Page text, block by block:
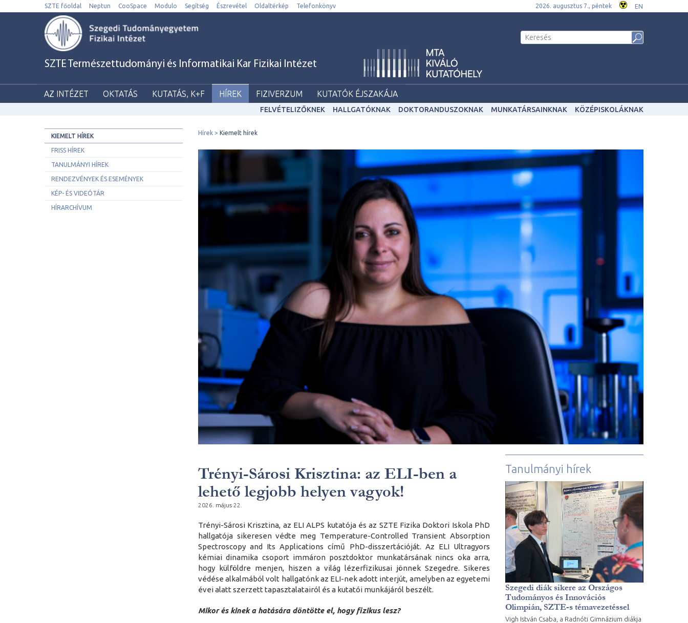
SZTE főoldal Neptun CooSpace Modulo Segítség Észrevétel Oldaltérkép Telefonkönyv 2026. augusztus 7., péntek EN
SZTE Természettudományi és Informatikai Kar Fizikai Intézet
AZ INTÉZET OKTATÁS KUTATÁS, K+F HÍREK FIZIVERZUM KUTATÓK ÉJSZAKÁJA
FELVÉTELIZŐKNEK HALLGATÓKNAK DOKTORANDUSZOKNAK MUNKATÁRSAINKNAK KÖZÉPISKOLÁKNAK
KIEMELT HÍREK
FRISS HÍREK
TANULMÁNYI HÍREK
RENDEZVÉNYEK ÉS ESEMÉNYEK
KÉP- ÉS VIDEÓTÁR
HÍRARCHÍVUM
Hírek Kiemelt hírek
Trényi-Sárosi Krisztina: az ELI-ben a
lehető legjobb helyen vagyok!
2026. május 22.
Trényi-Sárosi Krisztina, az ELI ALPS kutatója és az SZTE Fizika Doktori Iskola PhD
hallgatója sikeresen védte meg Temperature-Controlled Transient Absorption
Spectroscopy and Its Applications című PhD-disszertációját. Az ELI Ultragyors
kémiai dinamika csoport immáron posztdoktor munkatársának nincs oka arra,
hogy külföldre menjen, hiszen a világ lézerfizikusai jönnek Szegedre. Sikeres
védése alkalmából volt hallgatónk az ELI-nek adott interjút, amelyben az egyetemi
évei alatt szerzett tapasztalatairól és a kutatói munkájáról beszélt.
Mikor és kinek a hatására döntötte el, hogy fizikus lesz?
Tanulmányi hírek
Szegedi diák sikere az Országos
Tudományos és Innovációs
Olimpián, SZTE-s témavezetéssel
Vigh István Csaba, a Radnóti Gimnázium diákja